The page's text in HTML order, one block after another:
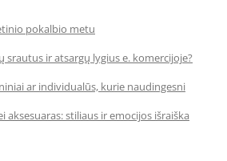
pokalbio metu
srautus ir atsargų lygius e. komercijoje?
ar individualūs, kurie naudingesni
aksesuaras: stiliaus ir emocijos išraiška